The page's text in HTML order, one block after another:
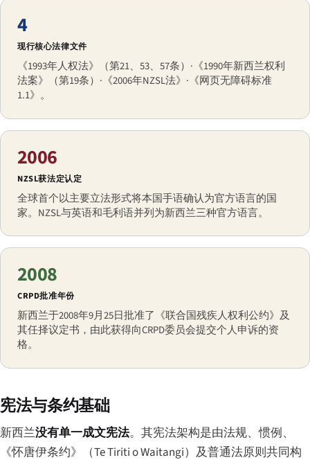
4
现行核心法律文件
《1993年人权法》（第21、53、57条）·《1990年新西兰权利
法案》（第19条）·《2006年NZSL法》·《网页无障碍标准
1.1》。
2006
NZSL获法定认定
全球首个以主要立法形式将本国手语确认为官方语言的国
家。NZSL与英语和毛利语并列为新西兰三种官方语言。
2008
CRPD批准年份
新西兰于2008年9月25日批准了《联合国残疾人权利公约》及
其任择议定书，由此获得向CRPD委员会提交个人申诉的资
格。
宪法与条约基础
新西兰没有单一成文宪法。其宪法架构是由法规、惯例、
《怀唐伊条约》（Te Tiriti o Waitangi）及普通法原则共同构